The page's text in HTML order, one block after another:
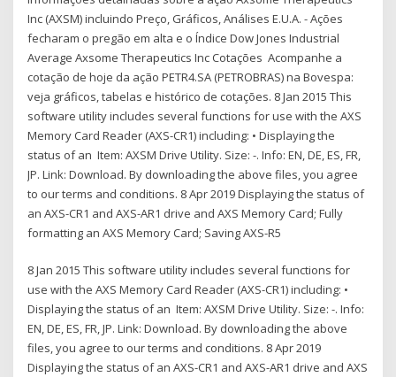
Inc (AXSM) incluindo Preço, Gráficos, Análises E.U.A. - Ações
fecharam o pregão em alta e o Índice Dow Jones Industrial
Average Axsome Therapeutics Inc Cotações Acompanhe a
cotação de hoje da ação PETR4.SA (PETROBRAS) na Bovespa:
veja gráficos, tabelas e histórico de cotações. 8 Jan 2015 This
software utility includes several functions for use with the AXS
Memory Card Reader (AXS-CR1) including: • Displaying the
status of an Item: AXSM Drive Utility. Size: -. Info: EN, DE, ES, FR,
JP. Link: Download. By downloading the above files, you agree
to our terms and conditions. 8 Apr 2019 Displaying the status of
an AXS-CR1 and AXS-AR1 drive and AXS Memory Card; Fully
formatting an AXS Memory Card; Saving AXS-R5
8 Jan 2015 This software utility includes several functions for
use with the AXS Memory Card Reader (AXS-CR1) including: •
Displaying the status of an Item: AXSM Drive Utility. Size: -. Info:
EN, DE, ES, FR, JP. Link: Download. By downloading the above
files, you agree to our terms and conditions. 8 Apr 2019
Displaying the status of an AXS-CR1 and AXS-AR1 drive and AXS